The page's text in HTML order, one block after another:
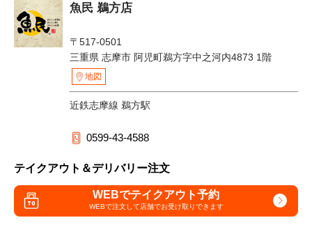
魚民 鵜方店
〒517-0501
三重県 志摩市 阿児町鵜方字中之河内4873 1階
地図
近鉄志摩線 鵜方駅
0599-43-4588
テイクアウト＆デリバリー注文
WEBでテイクアウト予約
WEBで注文して店舗でお受け取りできます